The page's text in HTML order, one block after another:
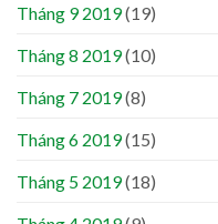
Tháng 9 2019(19)
Tháng 8 2019(10)
Tháng 7 2019(8)
Tháng 6 2019(15)
Tháng 5 2019(18)